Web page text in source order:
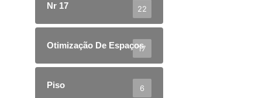
Nr 17 22
Otimização De Espaços
17
Piso 6